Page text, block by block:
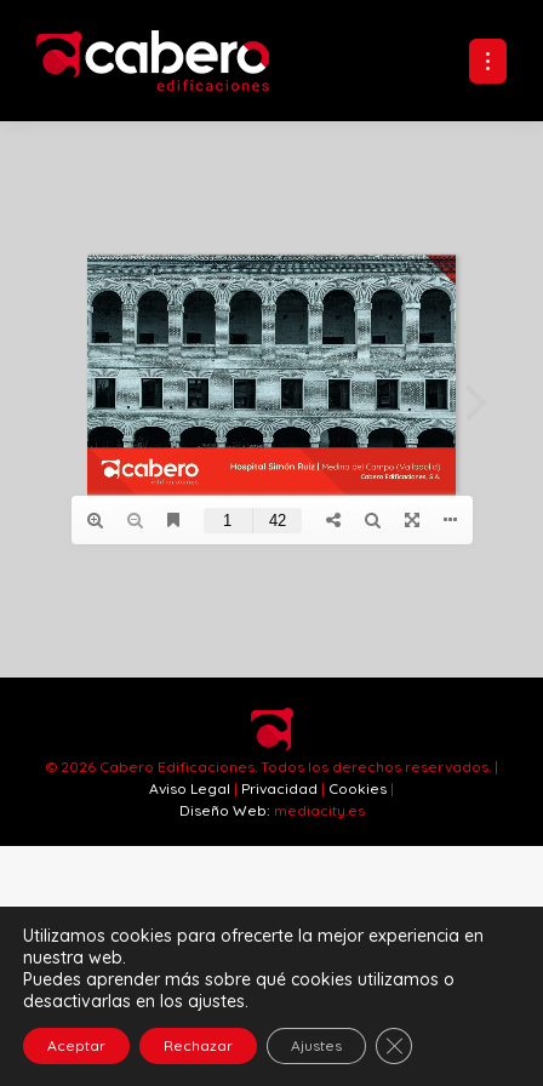
© 2026 Cabero Edificaciones. Todos los derechos reservados. |
Aviso Legal | Privacidad | Cookies |
Diseño Web: mediacity.es
Utilizamos cookies para ofrecerte la mejor experiencia en
nuestra web.
Puedes aprender más sobre qué cookies utilizamos o
desactivarlas en los ajustes.
Aceptar Rechazar Ajustes Cerrar el banner